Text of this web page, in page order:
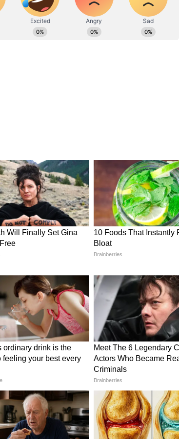
সরকারের প্রথম বাজেট-৩.০। সাধারণ
অধিবেশনে বাজেট নিয়ে আলোচনা হবে।
ডেভেলপমেন্ট বিল। অধিবেশনের আগে
কমিটিও গঠন করেছেন।
ওম বিড়লা। এই কমিটিতে বিভিন্ন দলের ১৪ জন
রাখা হয়েছে নিশিকান্ত দুবে, অনুরাগ সিং
পান্ডা, ডক্টর সঞ্জয় জয়সওয়ালকে।
থেকে সুদীপ বন্দোপাধ্যায়, ডিএমকে থেকে
সাওয়ান্তকেও জায়গা দেওয়া হয়েছে।
পরিচালনার প্রস্তুতি নিলেও বিরোধী দলও
সরকারের বিরুদ্ধে অ্যাকশন প্ল্যান তৈরি
শ্রমিক, যুবক ও দরিদ্ররা। বিরোধীরা অবশ্যই
তুলবে। এটি অগ্নিবীর প্রকল্প বন্ধ করা
এবং সৈন্যদের শহীদ হওয়ার বিষয়ে
এমন পরিস্থিতিতে জম্মু ও কাশ্মীর নিয়ে
আগ্রাসী হবে। এতে জম্মু ও কাশ্মীরকে
এলজির ক্ষমতা বাড়ানো নিয়ে সরকারকে প্রশ্ন
চিনা দখলের ইস্যু তুলে জাতীয়তাবাদের ইস্যুতে